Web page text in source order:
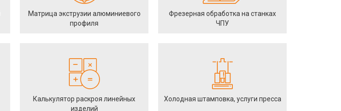
Матрица экструзии алюминиевого
профиля
Фрезерная обработка на станках
ЧПУ
Калькулятор раскроя линейных
изделий
Холодная штамповка, услуги пресса